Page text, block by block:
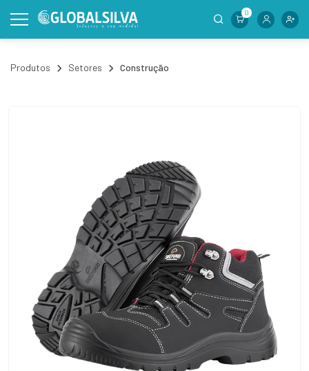
0
Produtos Setores Construção